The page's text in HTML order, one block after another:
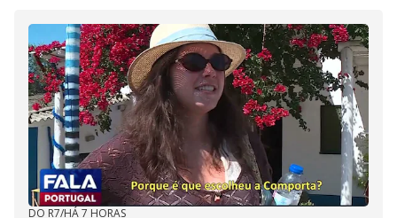
DO R7/HÁ 7 HORAS